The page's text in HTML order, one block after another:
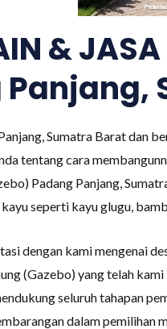
&
Panjang,
Sumatra Barat dan
tentang cara
Padang Panjang,
seperti kayu glugu,
dengan kami mengenai
(Gazebo) yang telah
seluruh tahapan
dalam pemilihan